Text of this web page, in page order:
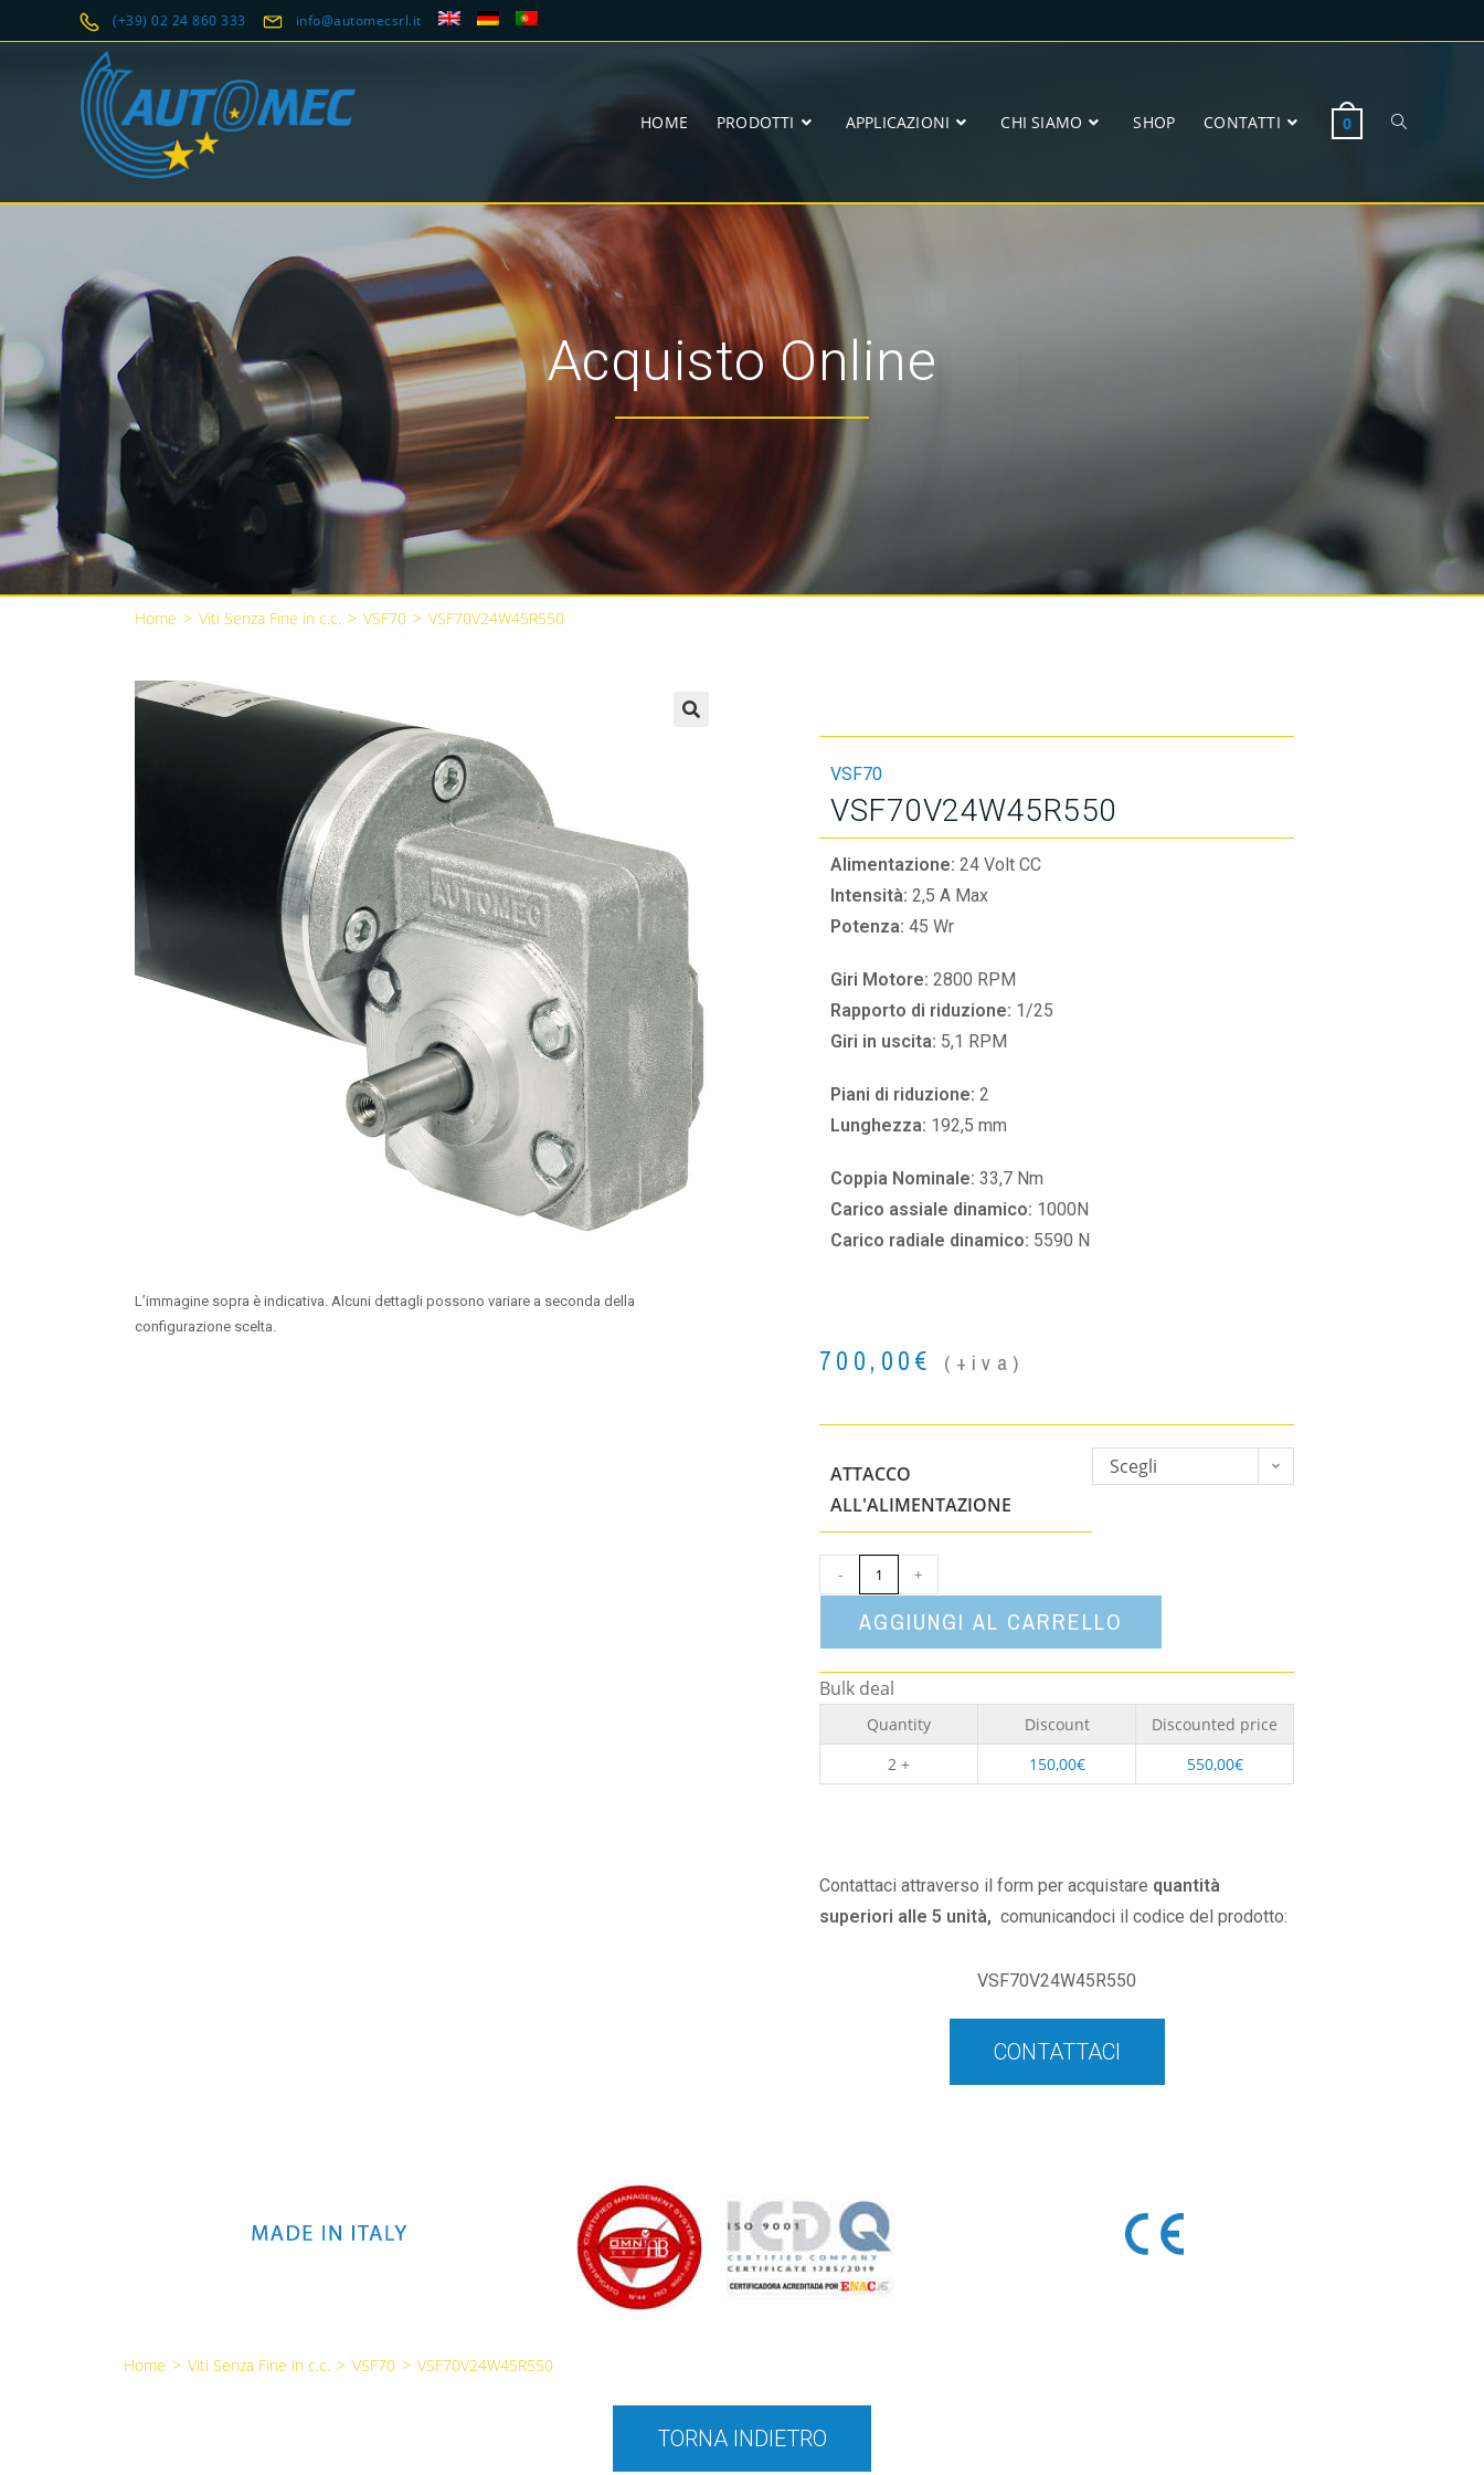
(+39) 02 24 860 333 info@automecsrl.it
HOME PRODOTTI APPLICAZIONI CHI SIAMO SHOP CONTATTI 0
Acquisto Online
Home > Viti Senza Fine in c.c. > VSF70 > VSF70V24W45R550
L’immagine sopra è indicativa. Alcuni dettagli possono variare a seconda della
configurazione scelta.
VSF70
VSF70V24W45R550
Alimentazione: 24 Volt CC
Intensità: 2,5 A Max
Potenza: 45 Wr
Giri Motore: 2800 RPM
Rapporto di riduzione: 1/25
Giri in uscita: 5,1 RPM
Piani di riduzione: 2
Lunghezza: 192,5 mm
Coppia Nominale: 33,7 Nm
Carico assiale dinamico: 1000N
Carico radiale dinamico: 5590 N
700,00€ (+iva)
ATTACCO
ALL'ALIMENTAZIONE
Scegli
- +
AGGIUNGI AL CARRELLO
Bulk deal
Quantity Discount
Discounted price
2 +
150,00€ 550,00€
Contattaci attraverso il form per acquistare quantità
superiori alle 5 unità, comunicandoci il codice del prodotto:
VSF70V24W45R550
CONTATTACI
Home > Viti Senza Fine in c.c. > VSF70 > VSF70V24W45R550
TORNA INDIETRO